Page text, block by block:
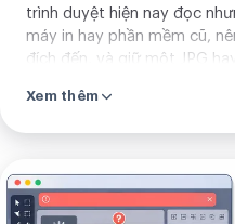
trình duyệt hiện nay đọc
máy in hay phần mềm cũ,
đích đến, và giữ một JPG
Xem thêm
Tải
ảnh